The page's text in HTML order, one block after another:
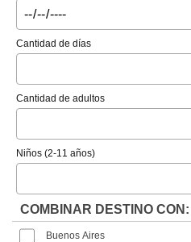
Cantidad de días
Cantidad de adultos
Niños (2-11 años)
COMBINAR DESTINO CON:
Buenos Aires